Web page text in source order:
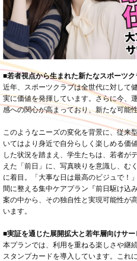
■若者視点から生まれた新たなスポーツ
近年、スポーツクラブは全世代に対して
実に価値を発揮しています。さらに今、
感への関心が高まっており、新たな可能
このようなニーズの変化を背景に、従来
いてはより身近で自分らしく楽しめる価
した状況を踏まえ、学生たちは、若者が
えた「前日」に、写真映りを意識し、む
に着目。「大事な日は最高のビジュで！
間に整える集中ケアプラン『前日駆け込
案の中から、その独自性と実現可能性が
います。
■実証を通じた展開拡大と若年層向けサー
本プランでは、利用を重ねる楽しさや継
スタンプカードを導入しています。これ